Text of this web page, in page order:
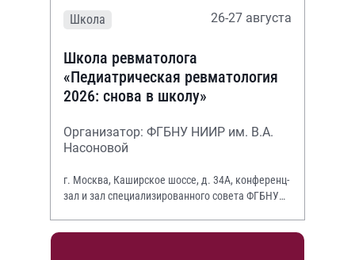
Школа 26-27 августа
Школа ревматолога
«Педиатрическая ревматология
2026: снова в школу»
Организатор: ФГБНУ НИИР им. В.А.
Насоновой
г. Москва, Каширское шоссе, д. 34А, конференц-
зал и зал специализированного совета ФГБНУ